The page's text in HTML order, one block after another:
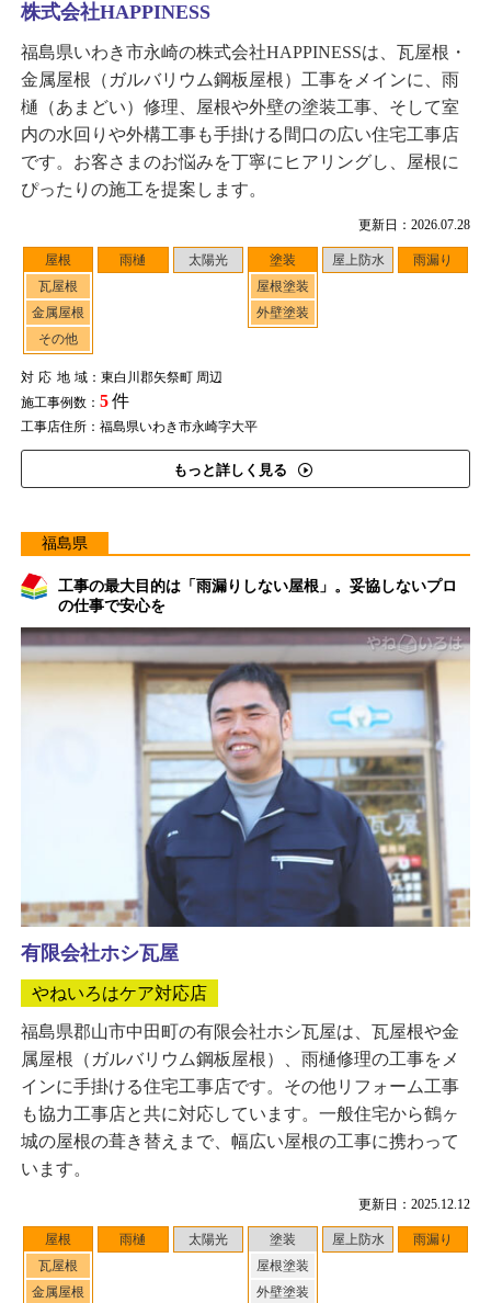
更新日：2026.07.28
屋根
瓦屋根
金属屋根
その他
雨樋 太陽光
塗装
屋根塗装
外壁塗装
屋上防水 雨漏り
対応地域：東白川郡矢祭町 周辺
施工事例数： 5件
工事店住所：福島県いわき市永崎字大平
もっと詳しく見る
株式会社HAPPINESS
福島県いわき市永崎の株式会社HAPPINESSは、瓦屋根・
金属屋根（ガルバリウム鋼板屋根）工事をメインに、雨
樋（あまどい）修理、屋根や外壁の塗装工事、そして室
内の水回りや外構工事も手掛ける間口の広い住宅工事店
です。お客さまのお悩みを丁寧にヒアリングし、屋根に
ぴったりの施工を提案します。
福島県
工事の最大目的は「雨漏りしない屋根」。妥協しないプロ
の仕事で安心を
更新日：2025.12.12
屋根
瓦屋根
金属屋根
雨樋 太陽光
塗装
屋根塗装
外壁塗装
屋上防水 雨漏り
有限会社ホシ瓦屋
やねいろはケア対応店
福島県郡山市中田町の有限会社ホシ瓦屋は、瓦屋根や金
属屋根（ガルバリウム鋼板屋根）、雨樋修理の工事をメ
インに手掛ける住宅工事店です。その他リフォーム工事
も協力工事店と共に対応しています。一般住宅から鶴ヶ
城の屋根の葺き替えまで、幅広い屋根の工事に携わって
います。